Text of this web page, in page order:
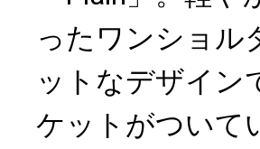
ったワンショル
ットなデザイン
ケットがついて